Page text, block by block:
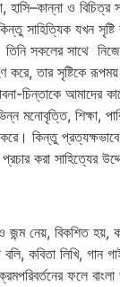
, হাসি–কান্না ও বিচিত্র
সাহিত্যিক যখন সৃষ্টি
তিনি সকলের সাথে
করে, তার সৃষ্টিকে
চিন্তাকে আমাদের
মনোবৃত্তি, শিক্ষা,
কিন্তু
প্রচার করা সাহিত্যের
জন্ম নেয়, বিকশিত
বলি, কবিতা লিখি,
ফলে